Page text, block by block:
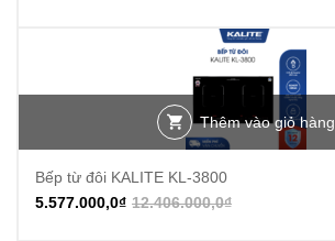
Thêm vào giỏ hàng
Bếp từ đôi KALITE KL-3800
12.406.000,0₫
5.577.000,0₫